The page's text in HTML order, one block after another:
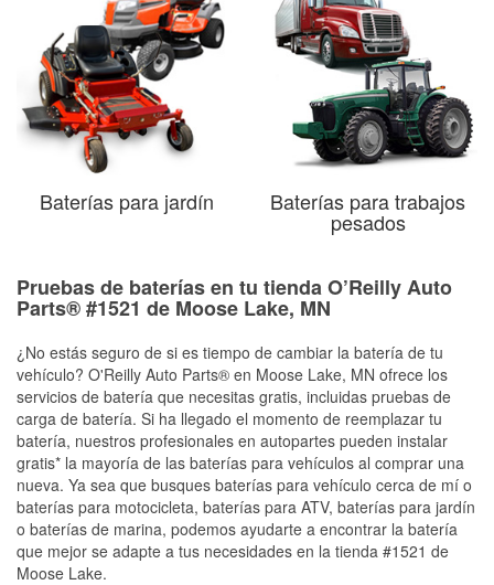
Baterías para jardín Baterías para trabajos
pesados
Pruebas de baterías en tu tienda O’Reilly Auto
Parts® #1521 de Moose Lake, MN
¿No estás seguro de si es tiempo de cambiar la batería de tu
vehículo? O'Reilly Auto Parts® en Moose Lake, MN ofrece los
servicios de batería que necesitas gratis, incluidas pruebas de
carga de batería. Si ha llegado el momento de reemplazar tu
batería, nuestros profesionales en autopartes pueden instalar
gratis* la mayoría de las baterías para vehículos al comprar una
nueva. Ya sea que busques baterías para vehículo cerca de mí o
baterías para motocicleta, baterías para ATV, baterías para jardín
o baterías de marina, podemos ayudarte a encontrar la batería
que mejor se adapte a tus necesidades en la tienda #1521 de
Moose Lake.